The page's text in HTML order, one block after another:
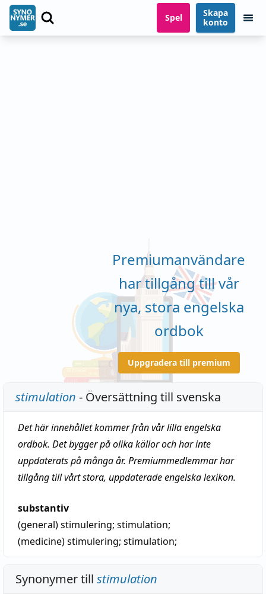
Spel
Skapa
konto
Premiumanvändare
har tillgång till vår
nya, stora engelska
ordbok
Uppgradera till premium
stimulation - Översättning till svenska
Det här innehållet kommer från vår lilla engelska
ordbok. Det bygger på olika källor och har inte
uppdaterats på många år. Premiummedlemmar har
tillgång till vårt stora, uppdaterade engelska lexikon.
substantiv
(general)stimulering; stimulation;
(medicine)stimulering; stimulation;
Synonymer till stimulation